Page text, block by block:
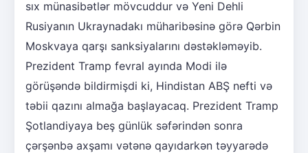
sıx münasibətlər mövcuddur və Yeni Dehli
Rusiyanın Ukraynadakı müharibəsinə görə Qərbin
Moskvaya qarşı sanksiyalarını dəstəkləməyib.
Prezident Tramp fevral ayında Modi ilə
görüşəndə bildirmişdi ki, Hindistan ABŞ nefti və
təbii qazını almağa başlayacaq. Prezident Tramp
Şotlandiyaya beş günlük səfərindən sonra
çərşənbə axşamı vətənə qayıdarkən təyyarədə